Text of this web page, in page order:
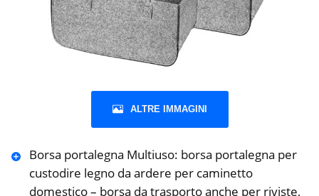
ALTRE IMMAGINI
Borsa portalegna Multiuso: borsa portalegna per
custodire legno da ardere per caminetto
domestico – borsa da trasporto anche per riviste,